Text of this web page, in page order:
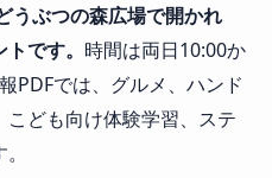
うぶつの森広場で開かれ
です。 時間は両日10:00か
PDFでは、グルメ、ハンド
ども向け体験学習、ステ